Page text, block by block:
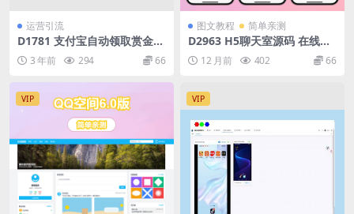
运营引流
D1781 支付宝自动领取赏金
免复制口令源码分享
3 年前 294 66
图文教程 简单亲测
D2963 H5聊天室源码 在线聊
天聊天室源码 陌陌 爱聊 源码
开源不加密
12 月前 402 66
VIP VIP